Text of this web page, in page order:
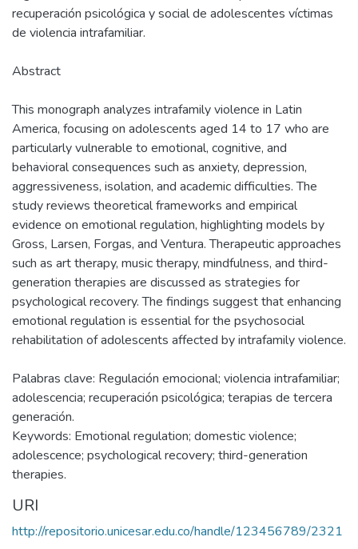
recuperación psicológica y social de adolescentes víctimas
de violencia intrafamiliar.
Abstract
This monograph analyzes intrafamily violence in Latin
America, focusing on adolescents aged 14 to 17 who are
particularly vulnerable to emotional, cognitive, and
behavioral consequences such as anxiety, depression,
aggressiveness, isolation, and academic difficulties. The
study reviews theoretical frameworks and empirical
evidence on emotional regulation, highlighting models by
Gross, Larsen, Forgas, and Ventura. Therapeutic approaches
such as art therapy, music therapy, mindfulness, and third-
generation therapies are discussed as strategies for
psychological recovery. The findings suggest that enhancing
emotional regulation is essential for the psychosocial
rehabilitation of adolescents affected by intrafamily violence.
Palabras clave: Regulación emocional; violencia intrafamiliar;
adolescencia; recuperación psicológica; terapias de tercera
generación.
Keywords: Emotional regulation; domestic violence;
adolescence; psychological recovery; third-generation
therapies.
URI
http://repositorio.unicesar.edu.co/handle/123456789/2321